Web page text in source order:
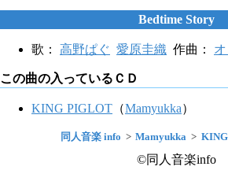
Bedtime Story
歌： 高野ぱぐ 愛原圭織 作曲：
この曲の入っているＣＤ
KING PIGLOT （Mamyukka）
同人音楽 info Mamyukka
©同人音楽info